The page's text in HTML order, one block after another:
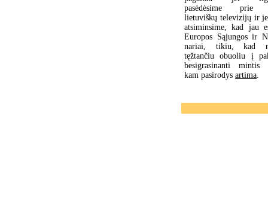
pasėdėsime prie
lietuviškų televizijų ir
atsiminsime, kad jau
Europos Sąjungos ir
nariai, tikiu, kad
tęžtančiu obuoliu į
besigrasinanti mintis
kam pasirodys artima.